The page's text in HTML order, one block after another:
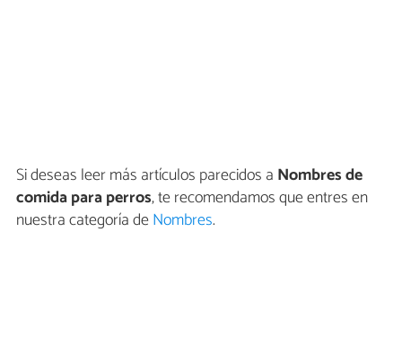
Si deseas leer más artículos parecidos a Nombres de
comida para perros, te recomendamos que entres en
nuestra categoría deNombres.